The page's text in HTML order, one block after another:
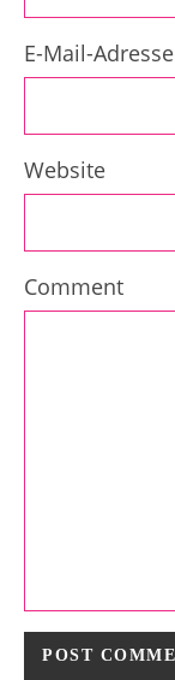
E-Mail-Adresse
Website
Comment